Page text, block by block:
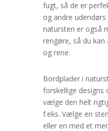
fugt, så de er
og andre
natursten er også
rengøre, så du
og rene.
Bordplader i
forskellige designs
vælge den helt
f.eks. Vælge en
eller en med et